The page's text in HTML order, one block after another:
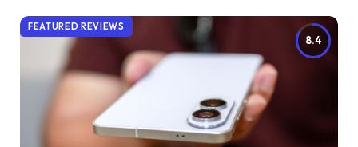
8.4
FEATURED REVIEWS